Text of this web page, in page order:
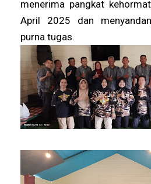
menerima pangkat
April 2025 dan
purna tugas.